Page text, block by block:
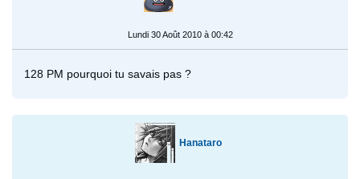
Lundi 30 Août 2010 à 00:42
128 PM pourquoi tu savais pas ?
Hanataro